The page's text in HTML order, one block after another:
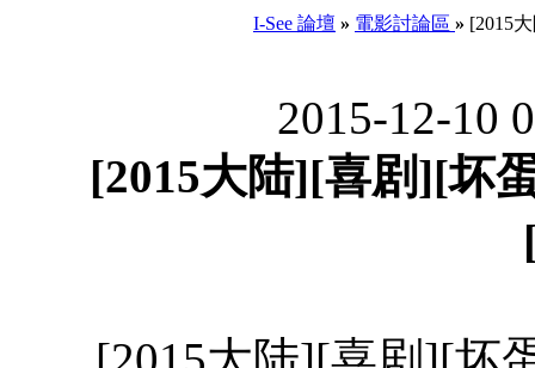
I-See 論壇 » 電影討論區 » [2015
2015-12-10
[2015大陆][喜剧][坏